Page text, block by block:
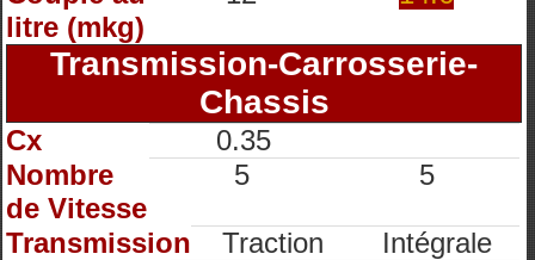
litre (mkg)
Transmission-Carrosserie-
Chassis
Cx
0.35
Nombre
de Vitesse
5 5
Transmission Traction
Intégrale